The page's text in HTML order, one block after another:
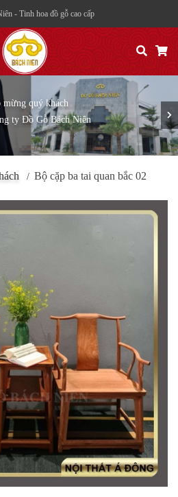
- Tinh hoa đồ gỗ cao cấp
thương hiệu hàng đầu
thất cao cấp tại Việt Nam
/ Bộ cặp ba tai quan bắc 02